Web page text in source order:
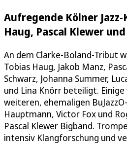
Aufregende Kölner
Haug, Pascal Klewer
An dem Clarke-Boland-Tribut
Tobias Haug, Jakob Manz,
Schwarz, Johanna Summer,
und Lina Knörr beteiligt.
weiteren, ehemaligen
Hauptmann, Victor Fox und
Pascal Klewer Bigband.
intensiv Klangforschung und